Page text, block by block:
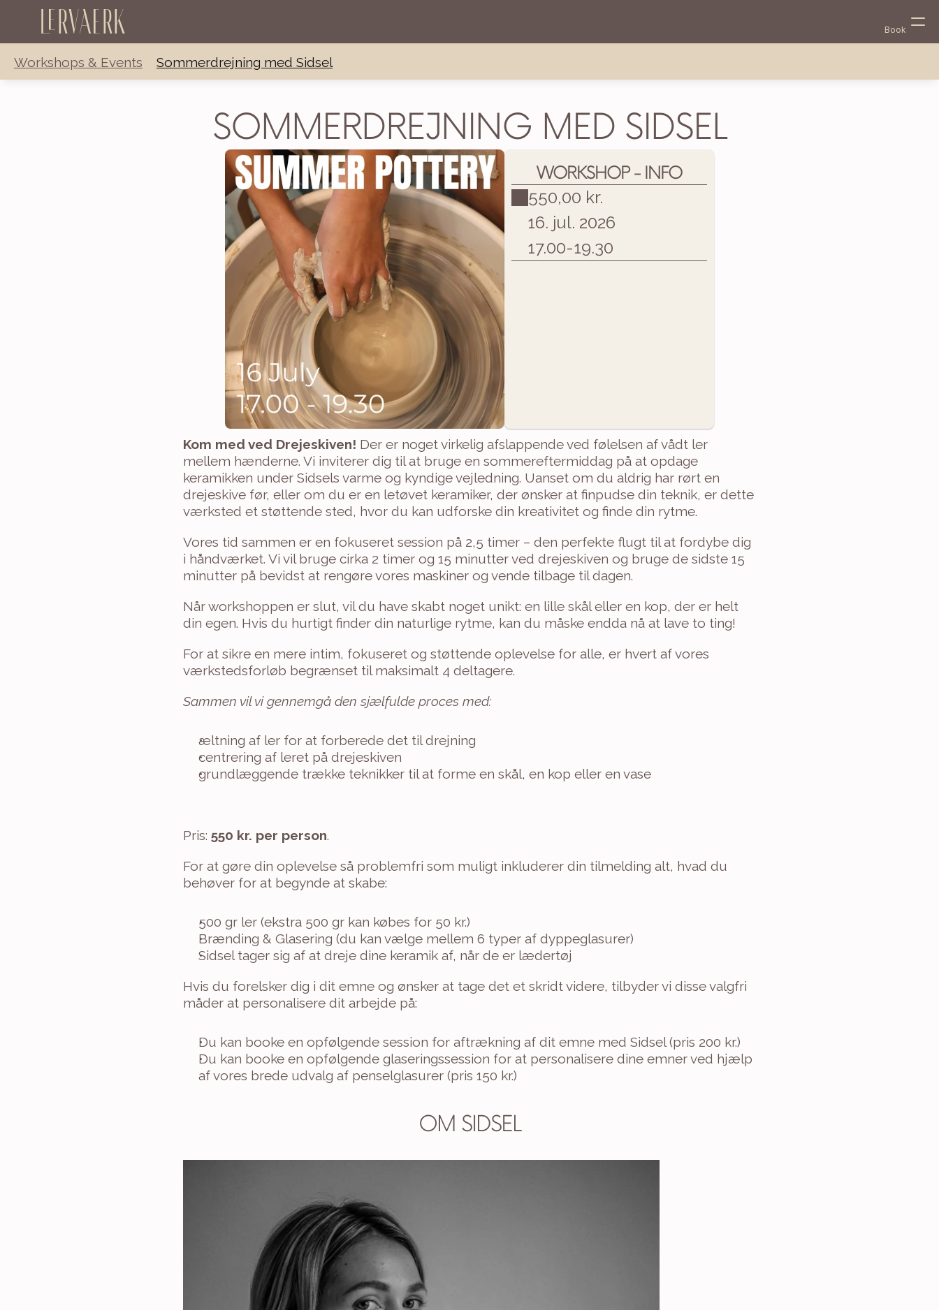
Lervaerk Book
Workshops & Events Sommerdrejning med Sidsel
SOMMERDREJNING MED SIDSEL
WORKSHOP - INFO
550,00 kr.
16. jul. 2026
17.00-19.30
Kom med ved Drejeskiven! Der er noget virkelig afslappende ved følelsen af vådt ler
mellem hænderne. Vi inviterer dig til at bruge en sommereftermiddag på at opdage
keramikken under Sidsels varme og kyndige vejledning. Uanset om du aldrig har rørt en
drejeskive før, eller om du er en letøvet keramiker, der ønsker at finpudse din teknik, er dette
værksted et støttende sted, hvor du kan udforske din kreativitet og finde din rytme.
Vores tid sammen er en fokuseret session på 2,5 timer – den perfekte flugt til at fordybe dig
i håndværket. Vi vil bruge cirka 2 timer og 15 minutter ved drejeskiven og bruge de sidste 15
minutter på bevidst at rengøre vores maskiner og vende tilbage til dagen.
Når workshoppen er slut, vil du have skabt noget unikt: en lille skål eller en kop, der er helt
din egen. Hvis du hurtigt finder din naturlige rytme, kan du måske endda nå at lave to ting!
For at sikre en mere intim, fokuseret og støttende oplevelse for alle, er hvert af vores
værkstedsforløb begrænset til maksimalt 4 deltagere.
Sammen vil vi gennemgå den sjælfulde proces med:
æltning af ler for at forberede det til drejning
centrering af leret på drejeskiven
grundlæggende trække teknikker til at forme en skål, en kop eller en vase
Pris: 550 kr. per person.
For at gøre din oplevelse så problemfri som muligt inkluderer din tilmelding alt, hvad du
behøver for at begynde at skabe:
500 gr ler (ekstra 500 gr kan købes for 50 kr.)
Brænding & Glasering (du kan vælge mellem 6 typer af dyppeglasurer)
Sidsel tager sig af at dreje dine keramik af, når de er lædertøj
Hvis du forelsker dig i dit emne og ønsker at tage det et skridt videre, tilbyder vi disse valgfri
måder at personalisere dit arbejde på:
Du kan booke en opfølgende session for aftrækning af dit emne med Sidsel (pris 200 kr.)
Du kan booke en opfølgende glaseringssession for at personalisere dine emner ved hjælp
af vores brede udvalg af penselglasurer (pris 150 kr.)
OM SIDSEL